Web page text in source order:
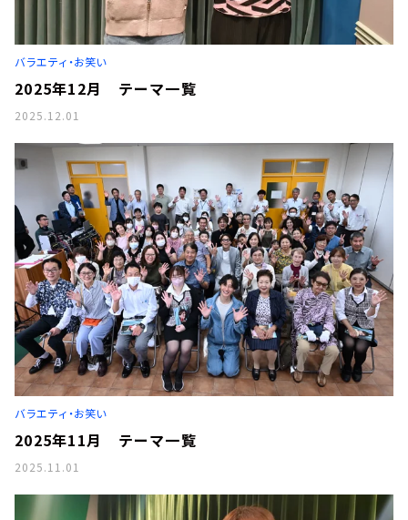
バラエティ・お笑い
2025年12月 テーマ一覧
2025.12.01
バラエティ・お笑い
2025年11月 テーマ一覧
2025.11.01